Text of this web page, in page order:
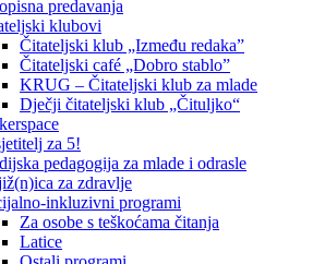
predavanja
klubovi
Čitateljski klub „Između redaka”
Čitateljski café „Dobro stablo”
KRUG – Čitateljski klub za mlade
Dječji čitateljski klub „Čituljko“
za 5!
pedagogija za mlade i odrasle
za zdravlje
inkluzivni programi
Za osobe s teškoćama čitanja
Latice